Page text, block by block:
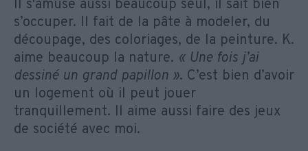
Il s'amuse aussi beaucoup seul, il sait bien
s’occuper. Il fait de la pâte à modeler, du
découpage, des coloriages, de la peinture. K.
aime beaucoup la nature. « Une fois j’ai
dessiné un grand papillon ». C’est bien d’avoir
un logement où il peut jouer
tranquillement. Il aime aussi faire des jeux
de société avec moi.